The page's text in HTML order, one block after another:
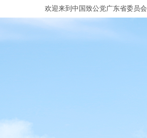
欢迎来到中国致公党广东省委员会